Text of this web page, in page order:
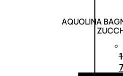
AQUOLINA